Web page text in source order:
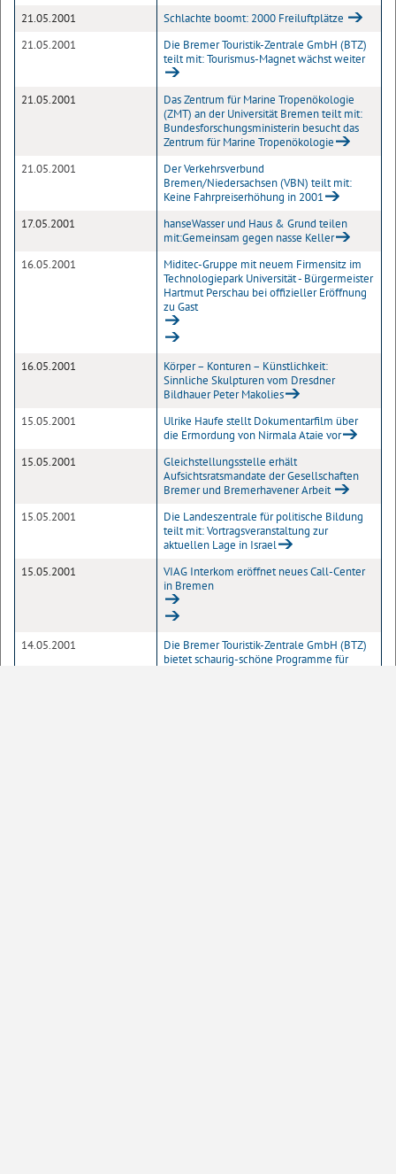
21.05.2001
Schlachte boomt: 2000 Freiluftplätze
21.05.2001
Die Bremer Touristik-Zentrale GmbH (BTZ)
teilt mit: Tourismus-Magnet wächst weiter
21.05.2001
Das Zentrum für Marine Tropenökologie
(ZMT) an der Universität Bremen teilt mit:
Bundesforschungsministerin besucht das
Zentrum für Marine Tropenökologie
21.05.2001
Der Verkehrsverbund
Bremen/Niedersachsen (VBN) teilt mit:
Keine Fahrpreiserhöhung in 2001
17.05.2001
hanseWasser und Haus & Grund teilen
mit:Gemeinsam gegen nasse Keller
16.05.2001
Miditec-Gruppe mit neuem Firmensitz im
Technologiepark Universität - Bürgermeister
Hartmut Perschau bei offizieller Eröffnung
zu Gast
16.05.2001
Körper – Konturen – Künstlichkeit:
Sinnliche Skulpturen vom Dresdner
Bildhauer Peter Makolies
15.05.2001
Ulrike Haufe stellt Dokumentarfilm über
die Ermordung von Nirmala Ataie vor
15.05.2001
Gleichstellungsstelle erhält
Aufsichtsratsmandate der Gesellschaften
Bremer und Bremerhavener Arbeit
15.05.2001
Die Landeszentrale für politische Bildung
teilt mit: Vortragsveranstaltung zur
aktuellen Lage in Israel
15.05.2001
VIAG Interkom eröffnet neues Call-Center
in Bremen
14.05.2001
Die Bremer Touristik-Zentrale GmbH (BTZ)
bietet schaurig-schöne Programme für